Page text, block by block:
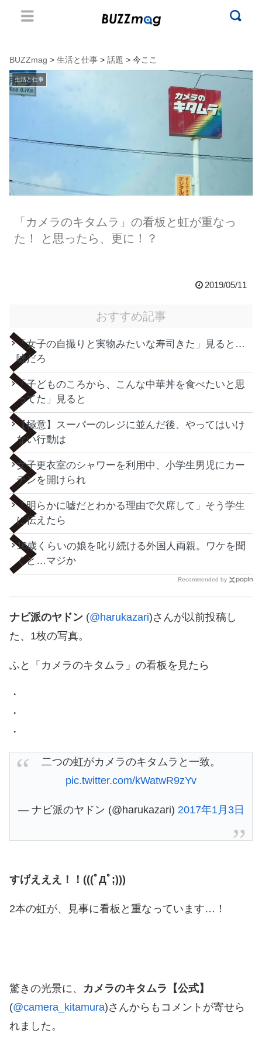
BUZZmag > 生活と仕事 > 話題 > 今ここ
生活と仕事
「カメラのキタムラ」の看板と虹が重なっ
た！ と思ったら、更に！？
2019/05/11
おすすめ記事
「女子の自撮りと実物みたいな寿司きた」見ると…
嘘だろ
「子どものころから、こんな中華丼を食べたいと思
ってた」見ると
【極意】スーパーのレジに並んだ後、やってはいけ
ない行動は
女子更衣室のシャワーを利用中、小学生男児にカー
テンを開けられ
「明らかに嘘だとわかる理由で欠席して」そう学生
に伝えたら
16歳くらいの娘を叱り続ける外国人両親。ワケを聞
くと…マジか
Recommended by
ナビ派のヤドン (@harukazari)さんが以前投稿し
た、1枚の写真。
ふと「カメラのキタムラ」の看板を見たら
・
・
・
二つの虹がカメラのキタムラと一致。
pic.twitter.com/kWatwR9zYv
— ナビ派のヤドン (@harukazari) 2017年1月3日
すげえええ！！(((ﾟДﾟ;)))
2本の虹が、見事に看板と重なっています…！
驚きの光景に、 カメラのキタムラ【公式】
(@camera_kitamura)さんからもコメントが寄せら
れました。